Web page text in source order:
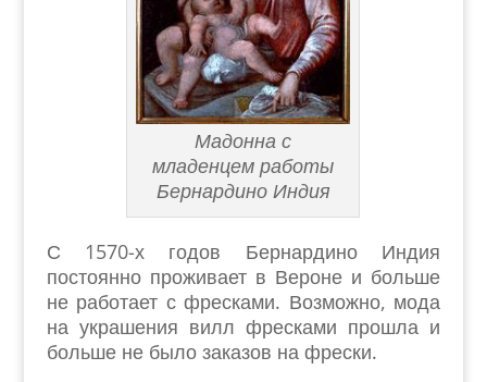
Мадонна с
младенцем работы
Бернардино Индия
С 1570-х годов Бернардино Индия
постоянно проживает в Вероне и больше
не работает с фресками. Возможно, мода
на украшения вилл фресками прошла и
больше не было заказов на фрески.